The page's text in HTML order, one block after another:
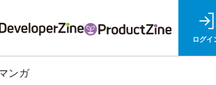
ログイ
ンガ